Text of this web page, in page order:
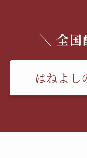
＼ 全国
はねよし